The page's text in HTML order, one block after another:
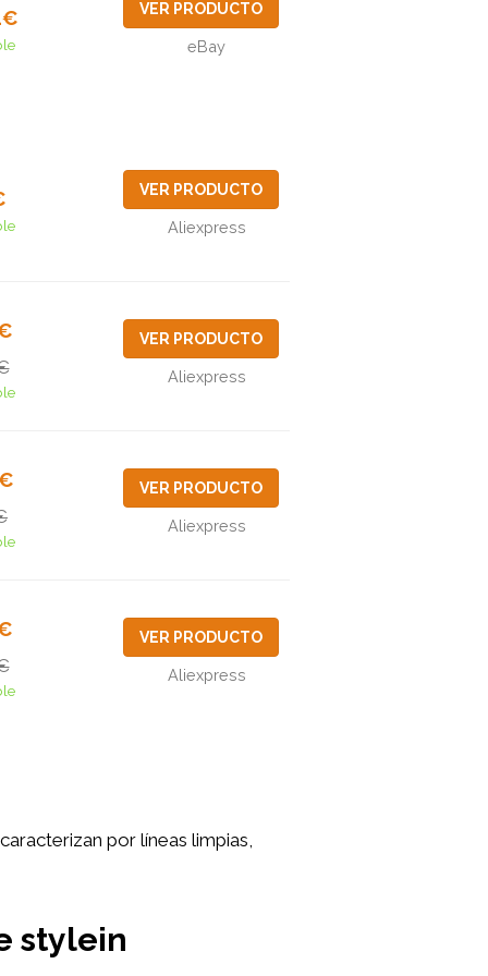
VER PRODUCTO
eBay
VER PRODUCTO
Aliexpress
VER PRODUCTO
Aliexpress
VER PRODUCTO
Aliexpress
VER PRODUCTO
Aliexpress
por líneas limpias,
stylein